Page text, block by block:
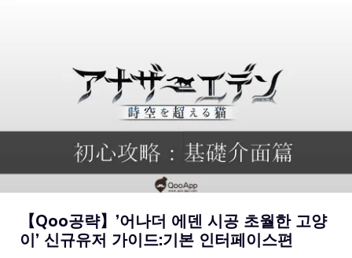
【Qoo공략】’어나더 에덴 시공 초월한 고양
이’ 신규유저 가이드:기본 인터페이스편